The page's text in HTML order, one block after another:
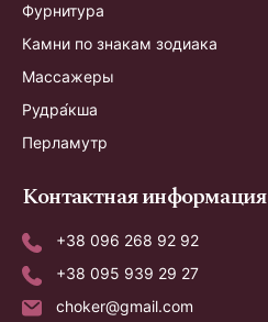
Фурнитура
Камни по знакам зодиака
Массажеры
Рудра́кша
Перламутр
Контактная информация
+38 096 268 92 92
+38 095 939 29 27
choker@gmail.com